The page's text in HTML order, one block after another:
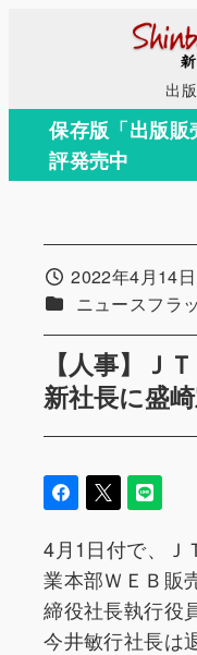
コ
テ
出
保存版「出版
評発売中
【人事】Ｊ
新社長に盛
投稿日2022年4月14日
カテゴリー
ニュースフラ
4月1日付で、Ｊ
業本部ＷＥＢ販
締役社長執行役
今井敏行社長は